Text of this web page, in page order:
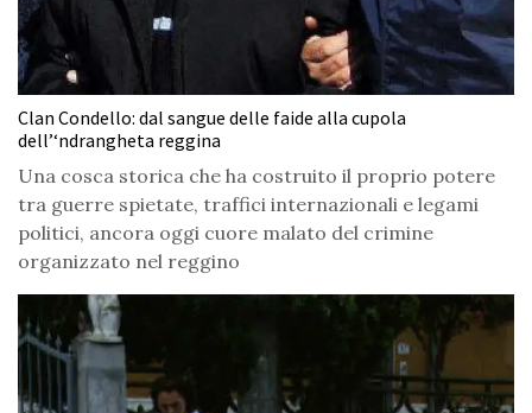
Clan Condello: dal sangue delle faide alla cupola
dell’‘ndrangheta reggina
Una cosca storica che ha costruito il proprio potere
tra guerre spietate, traffici internazionali e legami
politici, ancora oggi cuore malato del crimine
organizzato nel reggino